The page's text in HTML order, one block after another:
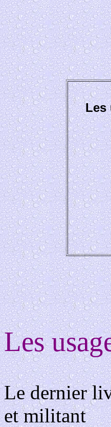
Les
Les
Le dernier
et militant